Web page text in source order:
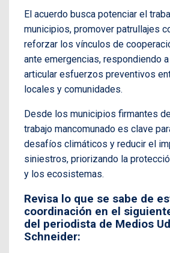
El acuerdo busca potenciar el
municipios, promover patrullajes
reforzar los vínculos de
ante emergencias, respondiendo
articular esfuerzos preventivos
locales y comunidades.
Desde los municipios firmantes
trabajo mancomunado es clave
desafíos climáticos y reducir el
siniestros, priorizando la
y los ecosistemas.
Revisa lo que se sabe de
coordinación en el
del periodista de Medios
Schneider: